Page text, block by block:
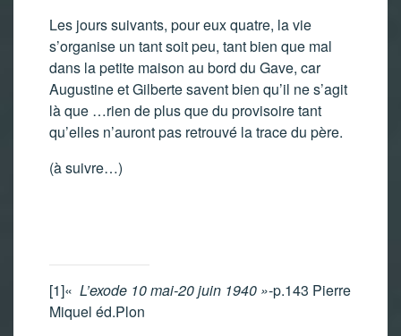
Les jours suivants, pour eux quatre, la vie
s’organise un tant soit peu, tant bien que mal
dans la petite maison au bord du Gave, car
Augustine et Gilberte savent bien qu’il ne s’agit
là que …rien de plus que du provisoire tant
qu’elles n’auront pas retrouvé la trace du père.
(à suivre…)
[1]« L’exode 10 mai-20 juin 1940 »-p.143 Pierre
Miquel éd.Plon